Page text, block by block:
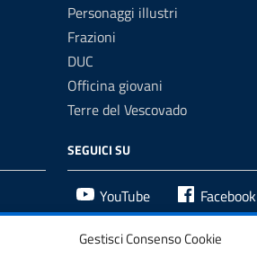
Gestisci Consenso Cookie
Personaggi illustri
Frazioni
DUC
Officina giovani
Terre del Vescovado
SEGUICI SU
YouTube Facebook